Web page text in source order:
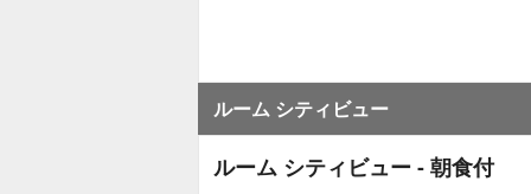
ルーム シティビュー
ルーム シティビュー - 朝食付